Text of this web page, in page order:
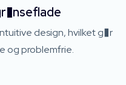
design, hvilket g�r
og problemfrie.